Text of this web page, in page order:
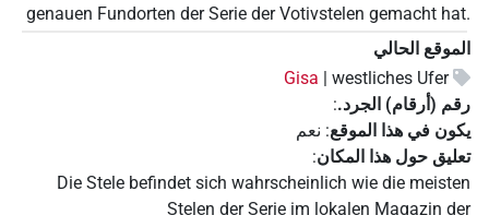
genauen Fundorten der Serie der Votivstelen gemacht hat.
الموقع الحالي
westliches Ufer |
Gisa
رقم (أرقام) الجرد.:
يكون في هذا الموقع: نعم
تعليق حول هذا المكان:
Die Stele befindet sich wahrscheinlich wie die meisten
Stelen der Serie im lokalen Magazin der